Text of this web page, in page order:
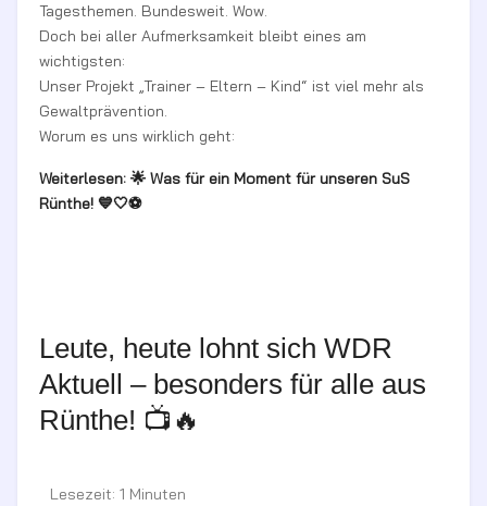
Tagesthemen. Bundesweit. Wow.
Doch bei aller Aufmerksamkeit bleibt eines am
wichtigsten:
Unser Projekt „Trainer – Eltern – Kind“ ist viel mehr als
Gewaltprävention.
Worum es uns wirklich geht:
Weiterlesen: 🌟 Was für ein Moment für unseren SuS
Rünthe! 💙🤍⚽
Leute, heute lohnt sich WDR
Aktuell – besonders für alle aus
Rünthe! 📺🔥
Lesezeit: 1 Minuten